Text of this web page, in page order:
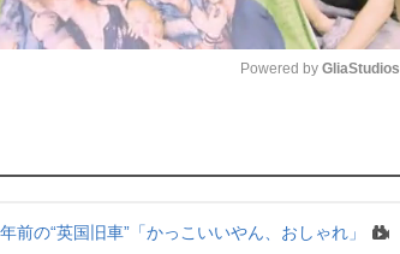
u
e
Powered by GliaStudios
前の“英国旧車”「かっこいいやん、おしゃれ」